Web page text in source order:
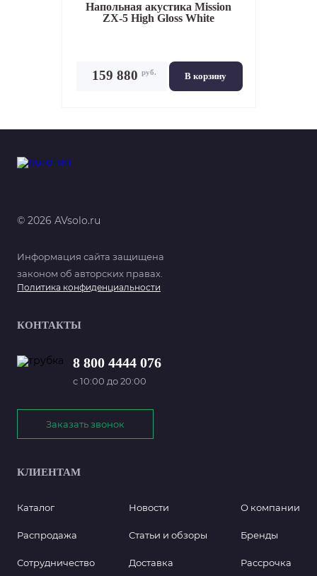
Напольная акустика Mission
ZX-5 High Gloss White
В корзину
159 880 руб.
© 2026 AVsolo.ru
Информация сайта защищена
законом об авторских правах.
Политика конфиденциальности
КОНТАКТЫ
8 800 4444 076
с 10:00 до 20:00
Заказать звонок
КЛИЕНТАМ
Каталог
Распродажа
Сотрудничество
Новости
Статьи и обзоры
Доставка
О компании
Бренды
Рассрочка